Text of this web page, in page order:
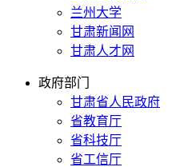
兰州大学
甘肃新闻网
甘肃人才网
政府部门
甘肃省人民政府
省教育厅
省科技厅
省工信厅